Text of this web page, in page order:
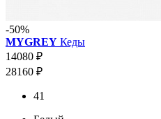
-50%
MYGREY Кеды
14080 ₽
28160 ₽
41